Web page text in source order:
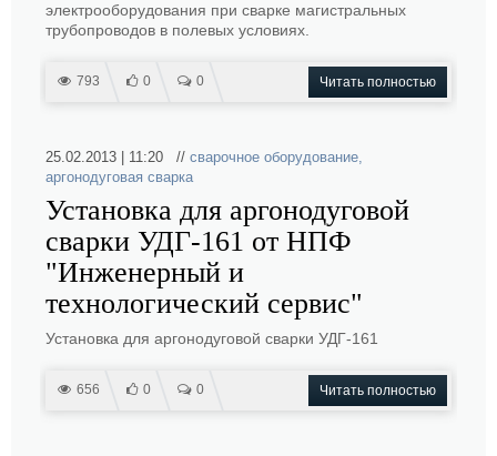
электрооборудования при сварке магистральных
трубопроводов в полевых условиях.
793 0 0 Читать полностью
25.02.2013 | 11:20 // сварочное оборудование,
аргонодуговая сварка
Установка для аргонодуговой
сварки УДГ-161 от НПФ
"Инженерный и
технологический сервис"
Установка для аргонодуговой сварки УДГ-161
656 0 0 Читать полностью